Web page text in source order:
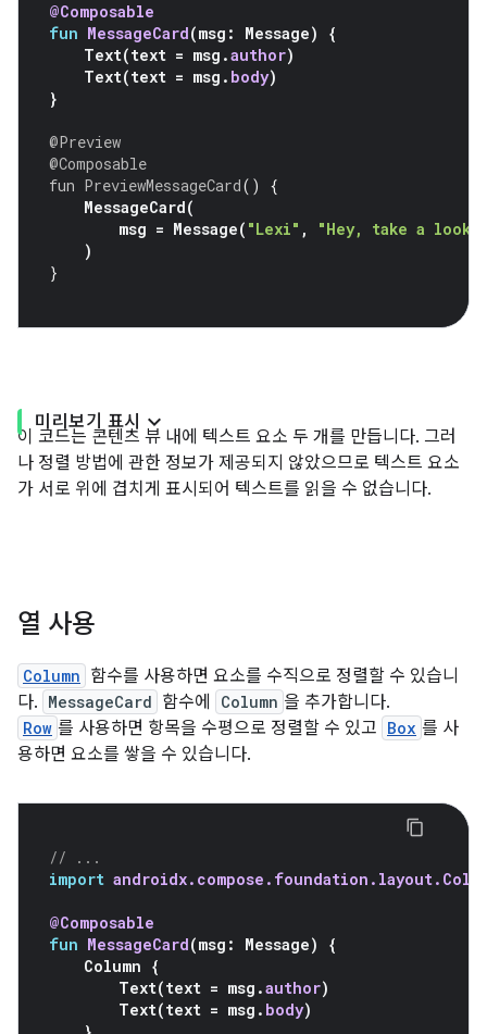
@Composable
fun MessageCard(msg : Message)
{
Text(text = msg .author)
Text(text = msg . body)
}
@Preview
@Composable
fun PreviewMessageCard()
{
MessageCard(
msg = Message( "Lexi" ,
"Hey, take a look
)
}
미리보기 표시
이 코드는 콘텐츠 뷰 내에 텍스트 요소 두 개를 만듭니다. 그러
나 정렬 방법에 관한 정보가 제공되지 않았으므로 텍스트 요소
가 서로 위에 겹치게 표시되어 텍스트를 읽을 수 없습니다.
열 사용
Column 함수를 사용하면 요소를 수직으로 정렬할 수 있습니
다. MessageCard 함수에 Column 을 추가합니다.
Row 를 사용하면 항목을 수평으로 정렬할 수 있고 Box 를 사
용하면 요소를 쌓을 수 있습니다.
// ...
import
@Composable
fun MessageCard(msg : Message)
{
Column {
Text(text = msg .author)
Text(text = msg . body)